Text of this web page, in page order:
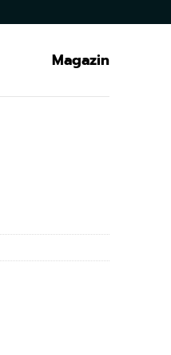
Magazin